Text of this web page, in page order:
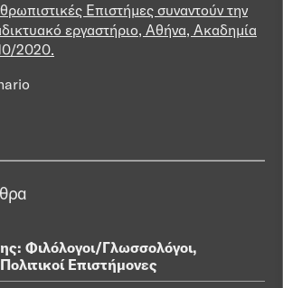
Επιστήμες συναντούν την
εργαστήριο, Αθήνα, Ακαδημία
2020.
Φιλόλογοι/Γλωσσολόγοι,
Επιστήμονες